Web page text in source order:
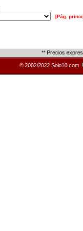
[Pág.
** Precios
© 2002/2022 Solo10.com